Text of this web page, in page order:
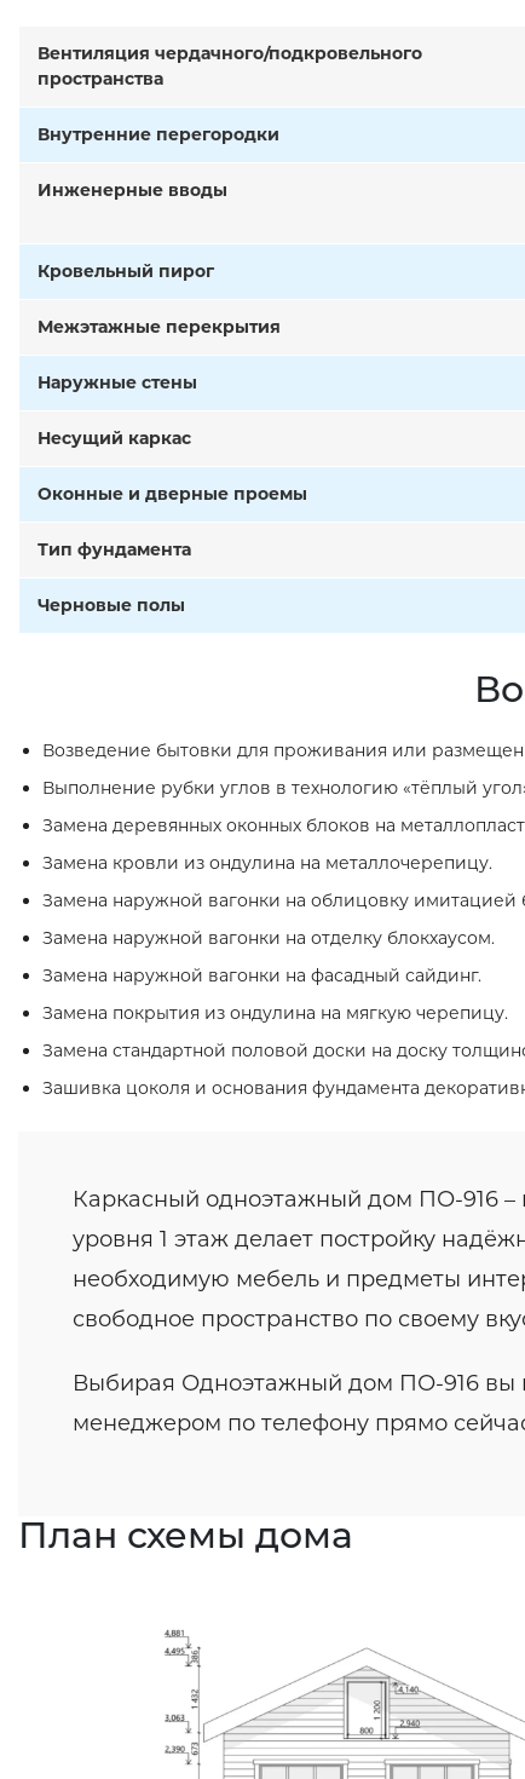
Вентиляция чердачного/подкровельного
пространства
Внутренние перегородки
Инженерные вводы
Кровельный пирог
Межэтажные перекрытия
Наружные стены
Несущий каркас
Оконные и дверные проемы
Тип фундамента
Черновые полы
Возведение бытовки для проживания или
Выполнение рубки углов в технологию «тёплый
Замена деревянных оконных блоков на
Замена кровли из ондулина на металлочерепицу.
Замена наружной вагонки на облицовку имитацией
Замена наружной вагонки на отделку блокхаусом.
Замена наружной вагонки на фасадный сайдинг.
Замена покрытия из ондулина на мягкую черепицу.
Замена стандартной половой доски на доску
Зашивка цоколя и основания фундамента
Каркасный одноэтажный дом ПО-916 –
уровня 1 этаж делает постройку
необходимую мебель и предметы
свободное пространство по своему
Выбирая Одноэтажный дом ПО-916 вы
менеджером по телефону прямо
План схемы дома